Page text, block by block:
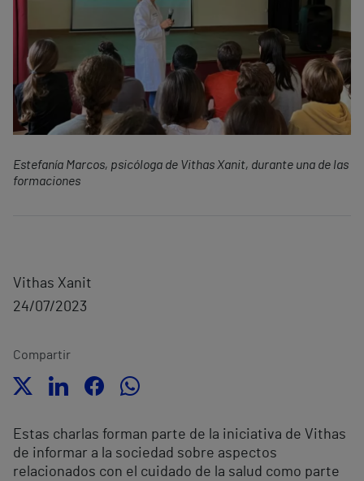
Estefanía Marcos, psicóloga de Vithas Xanit, durante una de las
formaciones
Vithas Xanit
24/07/2023
Compartir
Estas charlas forman parte de la iniciativa de Vithas
de informar a la sociedad sobre aspectos
relacionados con el cuidado de la salud como parte